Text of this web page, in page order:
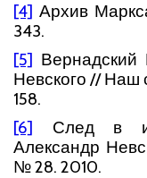
[4] Архив
343.
[5] Вернадский
Невского // Наш
158.
[6] След в
Александр
№ 28. 2010.